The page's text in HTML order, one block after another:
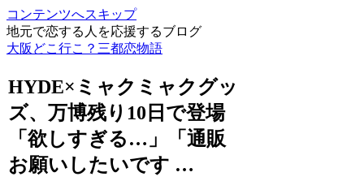
コンテンツへスキップ
地元で恋する人を応援するブログ
大阪どこ行こ？三都恋物語
HYDE×ミャクミャクグッ
ズ、万博残り10日で登場
「欲しすぎる…」「通販
お願いしたいです …